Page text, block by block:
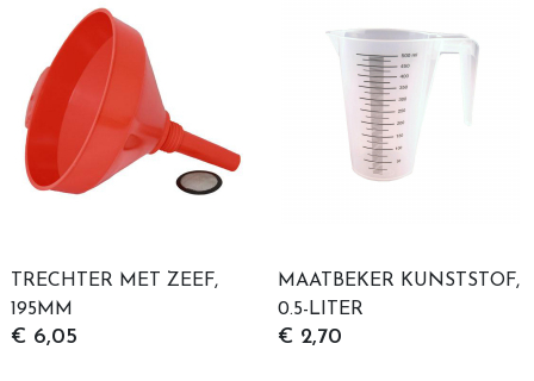
TRECHTER MET ZEEF,
195MM
€ 6,05
MAATBEKER KUNSTSTOF,
0.5-LITER
€ 2,70